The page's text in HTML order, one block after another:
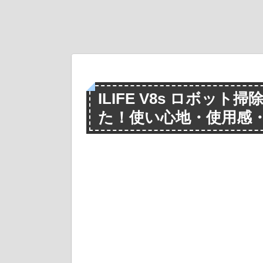
ILIFE V8s ロボット掃
た！使い心地・使用感